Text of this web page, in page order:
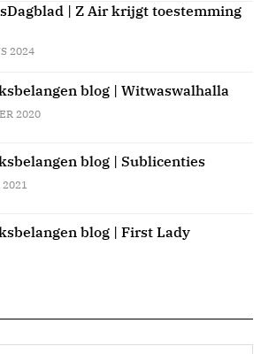
| Z Air krijgt toestemming
2024
blog | Witwaswalhalla
2020
blog | Sublicenties
blog | First Lady